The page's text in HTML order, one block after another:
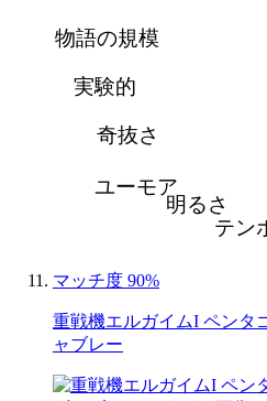
テン
明るさ
ユーモア
奇抜さ
実験的
物語の規模
マッチ度 90%
重戦機エルガイムI ペンタ
ャブレー